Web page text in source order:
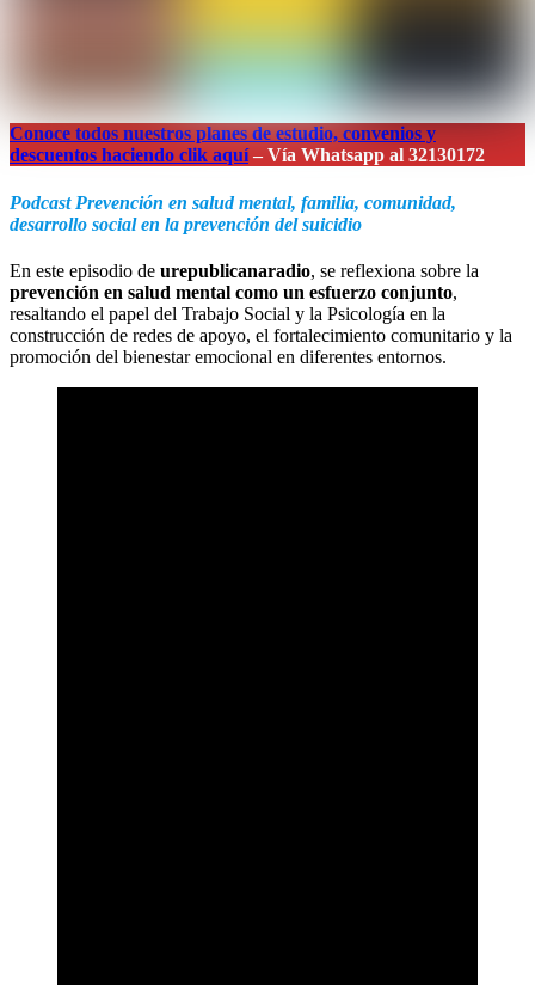
Conoce todos nuestros planes de estudio, convenios y
descuentos haciendo clik aquí– Vía Whatsapp al 32130172
Podcast Prevención en salud mental, familia, comunidad,
desarrollo social en la prevención del suicidio
En este episodio de urepublicanaradio, se reflexiona sobre la
prevención en salud mental como un esfuerzo conjunto,
resaltando el papel del Trabajo Social y la Psicología en la
construcción de redes de apoyo, el fortalecimiento comunitario y la
promoción del bienestar emocional en diferentes entornos.